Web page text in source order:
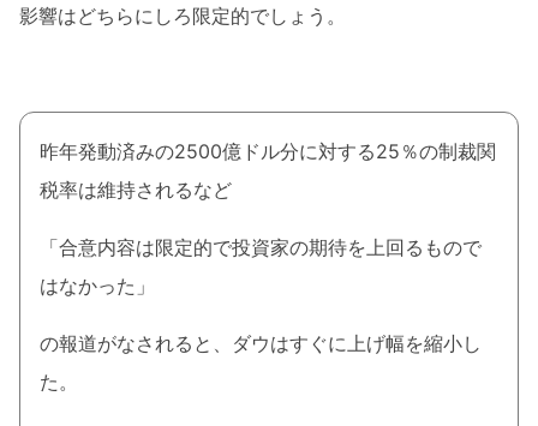
影響はどちらにしろ限定的でしょう。
昨年発動済みの2500億ドル分に対する25％の制裁関
税率は維持されるなど
「合意内容は限定的で投資家の期待を上回るもので
はなかった」
の報道がなされると、ダウはすぐに上げ幅を縮小し
た。